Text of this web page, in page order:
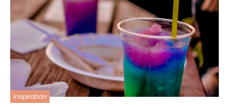
inspiration